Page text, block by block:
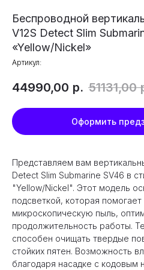
Беспроводной
V12S Detect Slim
«Yellow/Nickel»
Артикул:
44990,00 р. 51131,00
Оформить
Представляем вам
Detect Slim Submarine SV46 в
"Yellow/Nickel". Этот модель
подсветкой, которая
микроскопическую пыль,
продолжительность работы.
способен очищать твердые
стойких пятен. Возможность
благодаря насадке с кодовым